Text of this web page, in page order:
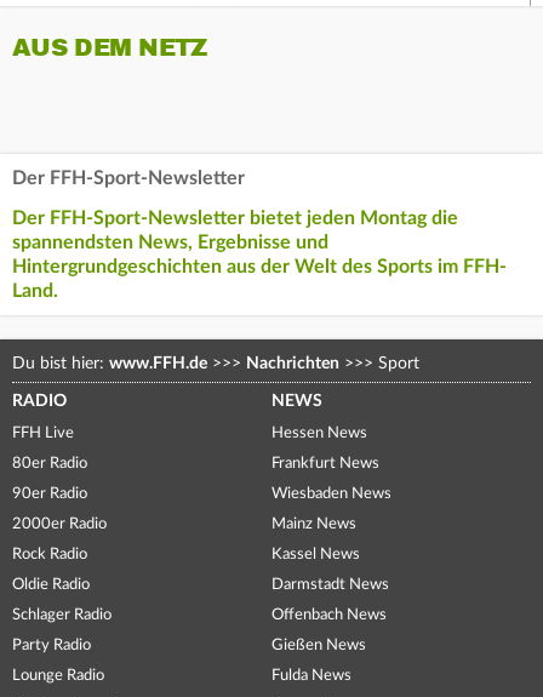
AUS DEM NETZ
Der FFH-Sport-Newsletter
Der FFH-Sport-Newsletter bietet jeden Montag die
spannendsten News, Ergebnisse und
Hintergrundgeschichten aus der Welt des Sports im FFH-
Land.
Du bist hier: www.FFH.de >>> Nachrichten >>> Sport
RADIO
FFH Live
80er Radio
90er Radio
2000er Radio
Rock Radio
Oldie Radio
Schlager Radio
Party Radio
Lounge Radio
NEWS
Hessen News
Frankfurt News
Wiesbaden News
Mainz News
Kassel News
Darmstadt News
Offenbach News
Gießen News
Fulda News